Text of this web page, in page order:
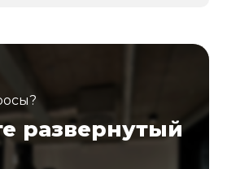
развернутый